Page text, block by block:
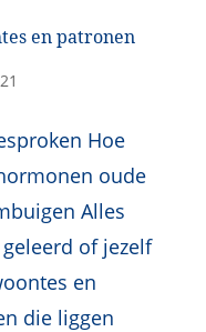
en patronen
Hoe
oude
Alles
of jezelf
en
die liggen